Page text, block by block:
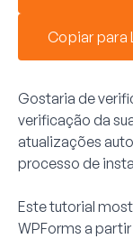
Copiar para
Gostaria de
verificação da
atualizações
processo de
Este tutorial
WPForms a